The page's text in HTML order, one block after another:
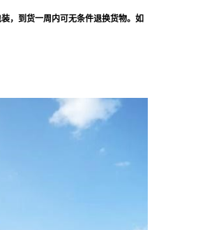
，到货一周内可无条件退换货物。如